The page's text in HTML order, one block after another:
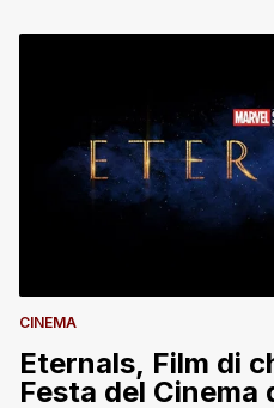
CINEMA
Eternals, Film di
Festa del Cinema